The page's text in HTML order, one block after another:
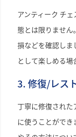
アンティーク チ
態とは限りません
損などを確認しま
として楽しめる場
3. 修復/レス
丁寧に修復された
に使うことがで